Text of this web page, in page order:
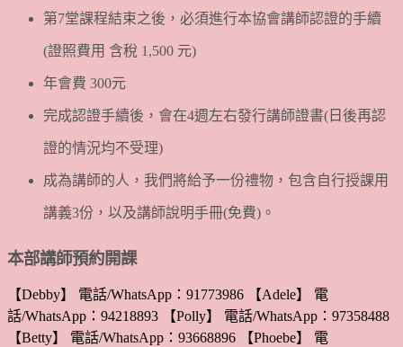
第7堂課程結束之後，必須進行本協會講師認證的手續
(證照費用 含稅 1,500 元)
年會費 300元
完成認證手續後，會在4週左右發行講師證書(日後再認
證的情況均不受理)
成為講師的人，我們將給予一份禮物，包含自行授課用
講義3份，以及講師說明手冊(免費)。
本部講師預約開課
【Debby】 電話/WhatsApp：91773986 【Adele】 電
話/WhatsApp：94218893 【Polly】 電話/WhatsApp：97358488
【Betty】 電話/WhatsApp：93668896 【Phoebe】 電